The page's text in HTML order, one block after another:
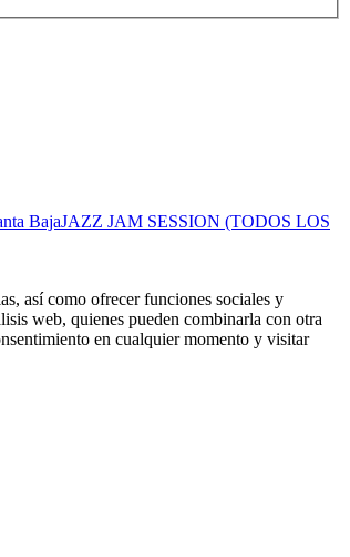
JAZZ JAM SESSION (TODOS LOS
así como ofrecer funciones sociales y
web, quienes pueden combinarla con otra
en cualquier momento y visitar